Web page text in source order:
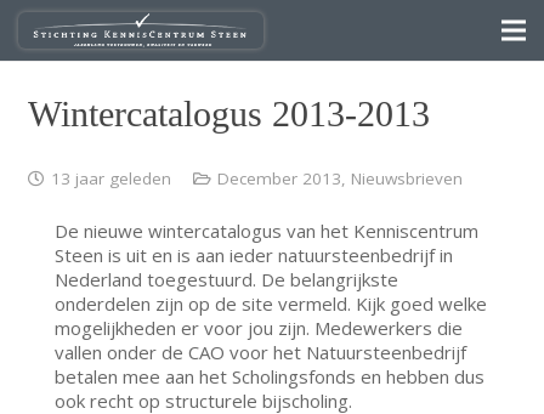
Wintercatalogus 2013-2013
13 jaar geleden December 2013, Nieuwsbrieven
De nieuwe wintercatalogus van het Kenniscentrum
Steen is uit en is aan ieder natuursteenbedrijf in
Nederland toegestuurd. De belangrijkste
onderdelen zijn op de site vermeld. Kijk goed welke
mogelijkheden er voor jou zijn. Medewerkers die
vallen onder de CAO voor het Natuursteenbedrijf
betalen mee aan het Scholingsfonds en hebben dus
ook recht op structurele bijscholing.